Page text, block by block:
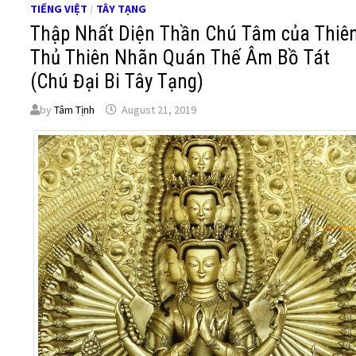
TIẾNG VIỆT / TÂY TẠNG
Thập Nhất Diện Thần Chú Tâm của
Thủ Thiên Nhãn Quán Thế Âm Bồ Tát
(Chú Đại Bi Tây Tạng)
byTâm Tịnh August 21, 2019